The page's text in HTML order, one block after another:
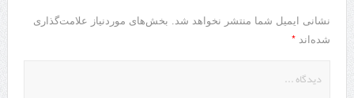
نشانی ایمیل شما منتشر نخواهد شد. بخش‌های موردنیاز علامت‌گذاری
شده‌اند *